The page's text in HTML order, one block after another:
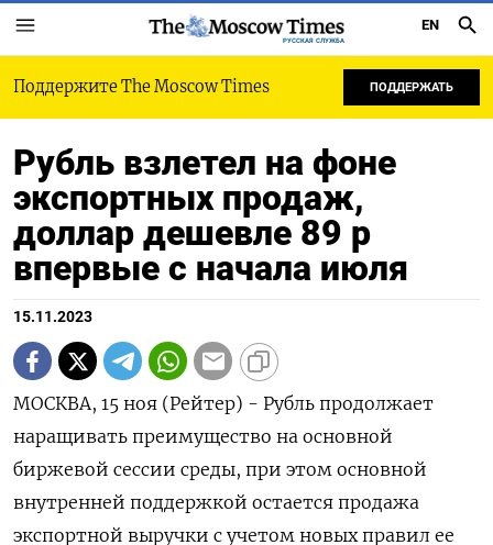
РУССКАЯ СЛУЖБА
EN
Поддержите The Moscow Times ПОДДЕРЖАТЬ
Рубль взлетел на фоне
экспортных продаж,
доллар дешевле 89 р
впервые с начала июля
15.11.2023
МОСКВА, 15 ноя (Рейтер) - Рубль продолжает
наращивать преимущество на основной
биржевой сессии среды, при этом основной
внутренней поддержкой остается продажа
экспортной выручки с учетом новых правил ее